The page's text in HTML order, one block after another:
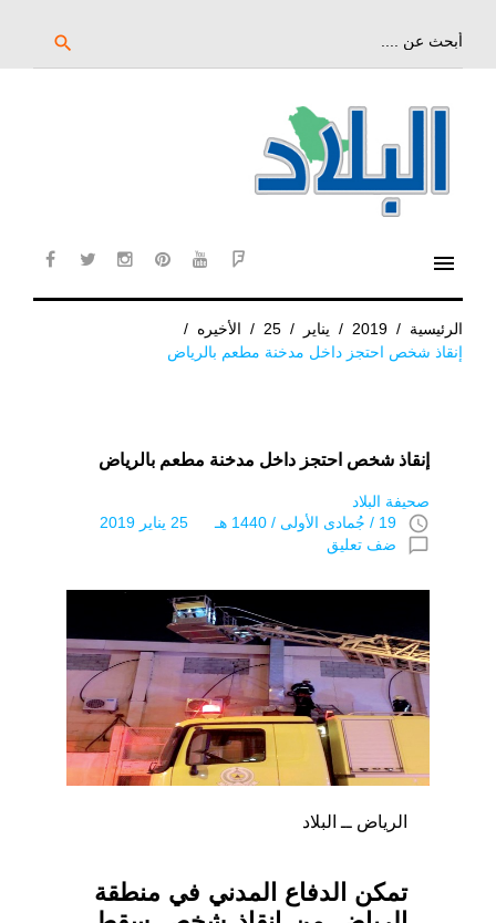
search
menu
الرئيسية /
2019
/ يناير /
25
/ الأخيره /
إنقاذ شخص احتجز داخل مدخنة مطعم بالرياض
إنقاذ شخص احتجز داخل مدخنة مطعم بالرياض
صحيفة البلاد
access_time 19 / جُمادى اﻷولى / 1440 هـ 25 يناير 2019
chat_bubble_outline ضف تعليق
الرياض ــ البلاد
تمكن الدفاع المدني في منطقة